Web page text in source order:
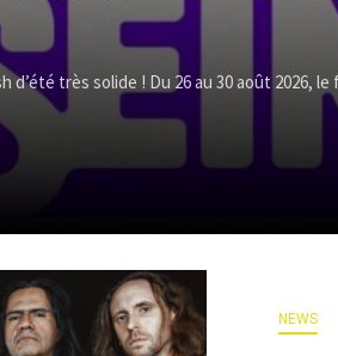
d’été très solide ! Du 26 au 30 août 2026, le
NEWS